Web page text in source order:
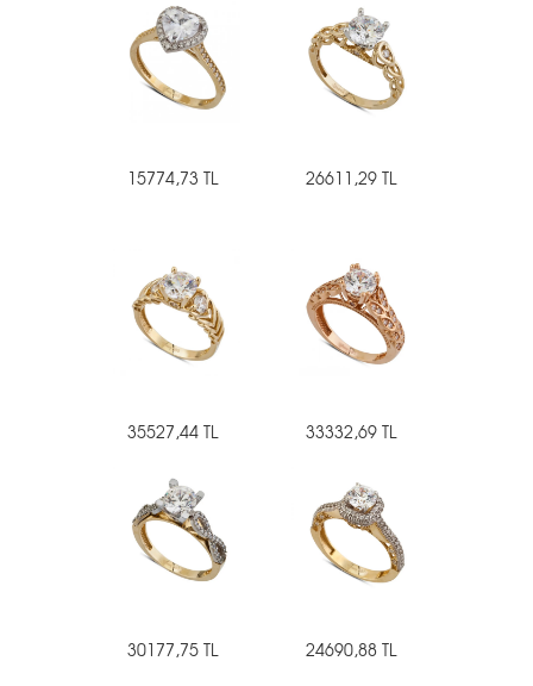
15774,73 TL 26611,29 TL
35527,44 TL 33332,69 TL
30177,75 TL 24690,88 TL